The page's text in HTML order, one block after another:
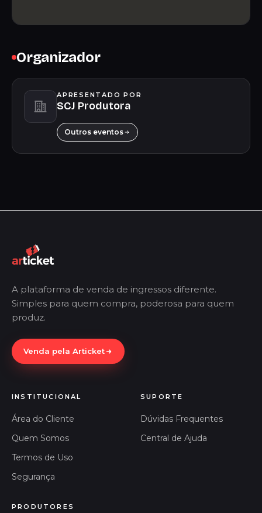
Organizador
APRESENTADO POR
SCJ Produtora
Outros eventos
A plataforma de venda de ingressos diferente.
Simples para quem compra, poderosa para quem
produz.
Venda pela Articket
INSTITUCIONAL
Área do Cliente
Quem Somos
Termos de Uso
Segurança
SUPORTE
Dúvidas Frequentes
Central de Ajuda
PRODUTORES